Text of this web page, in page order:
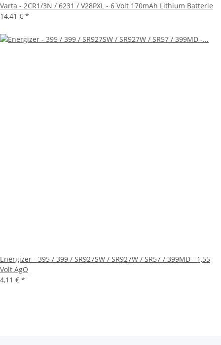
Varta - 2CR1/3N / 6231 / V28PXL - 6 Volt 170mAh Lithium Batterie
14,41 € *
Energizer - 395 / 399 / SR927SW / SR927W / SR57 / 399MD - 1,55
Volt AgO
4,11 € *